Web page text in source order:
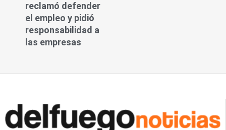
reclamó defender
el empleo y pidió
responsabilidad a
las empresas